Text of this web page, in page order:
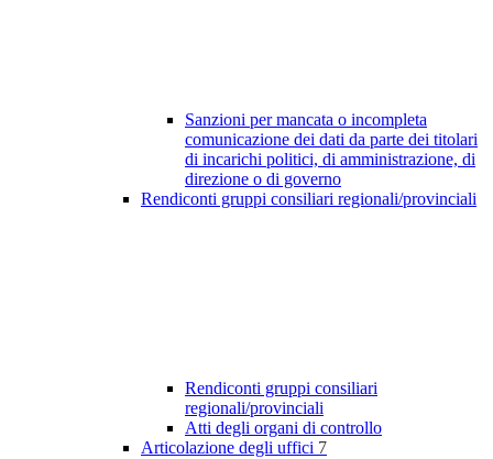
Sanzioni per mancata o incompleta
comunicazione dei dati da parte dei titolari
di incarichi politici, di amministrazione, di
direzione o di governo
Rendiconti gruppi consiliari regionali/provinciali
Rendiconti gruppi consiliari
regionali/provinciali
Atti degli organi di controllo
Articolazione degli uffici 7